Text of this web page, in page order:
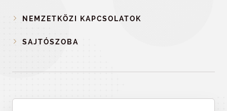
NEMZETKÖZI KAPCSOLATOK
SAJTÓSZOBA